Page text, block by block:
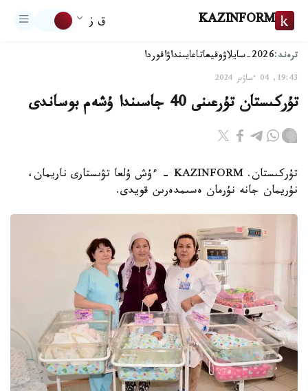
KAZINFORM ق ز
ترەند:2026-سايلاۋ وقيعاتاعايىنداۋاقوردا
19:43, 04 ءساۋىر 2024
تۇركىستان تۇرعىنى 40 جاسىندا ۇشەم بوساندى
تۇركىستان. KAZINFORM - ءۇش ۇلعا تۋىستارى ناريمان،
نۇريمان جانە نۇرمان ەسىمدەرىن قويدى.